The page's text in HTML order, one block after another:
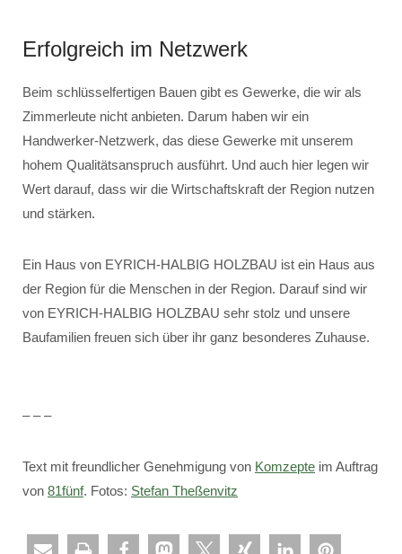
Erfolgreich im Netzwerk
Beim schlüsselfertigen Bauen gibt es Gewerke, die wir als
Zimmerleute nicht anbieten. Darum haben wir ein
Handwerker-Netzwerk, das diese Gewerke mit unserem
hohem Qualitätsanspruch ausführt. Und auch hier legen wir
Wert darauf, dass wir die Wirtschaftskraft der Region nutzen
und stärken.
Ein Haus von EYRICH-HALBIG HOLZBAU ist ein Haus aus
der Region für die Menschen in der Region. Darauf sind wir
von EYRICH-HALBIG HOLZBAU sehr stolz und unsere
Baufamilien freuen sich über ihr ganz besonderes Zuhause.
– – –
Text mit freundlicher Genehmigung von Komzepte im Auftrag
von 81fünf. Fotos: Stefan Theßenvitz